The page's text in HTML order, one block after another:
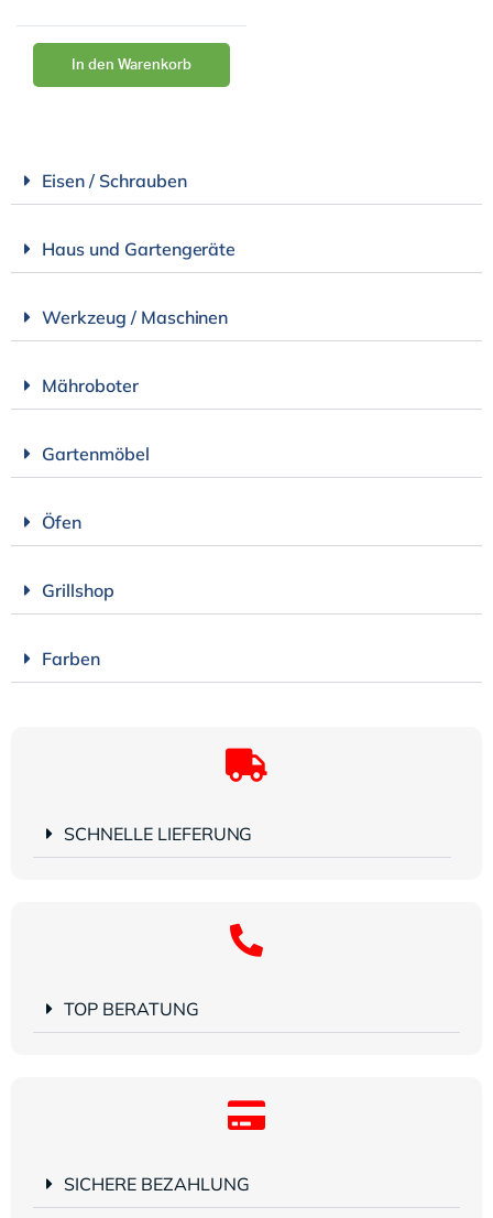
In den Warenkorb
Eisen / Schrauben
Haus und Gartengeräte
Werkzeug / Maschinen
Mähroboter
Gartenmöbel
Öfen
Grillshop
Farben
SCHNELLE LIEFERUNG
TOP BERATUNG
SICHERE BEZAHLUNG